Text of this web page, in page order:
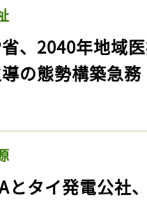
省、2040年地域
の態勢構築急務
とタイ発電公社